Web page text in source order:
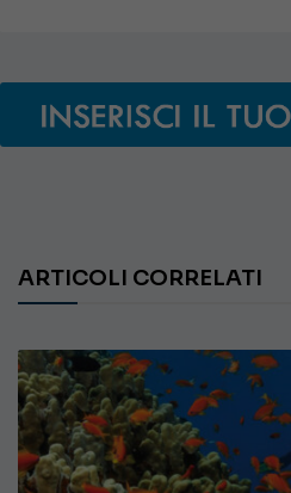
ARTICOLI CORRELATI